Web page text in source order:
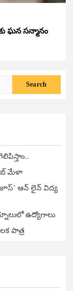
ఘన సన్మానం
మేళా
ఆన్ లైన్ విద్య
ఉద్యోగాలు
పాత్ర